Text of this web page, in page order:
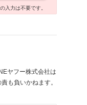
入力は不要です。
ヤフー株式会社は
も負いかねます。